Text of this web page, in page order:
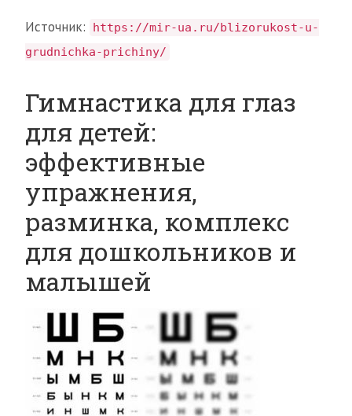
Источник:
https://mir-ua.ru/blizorukost-u-
grudnichka-prichiny/
Гимнастика для глаз
для детей:
эффективные
упражнения,
разминка, комплекс
для дошкольников и
малышей